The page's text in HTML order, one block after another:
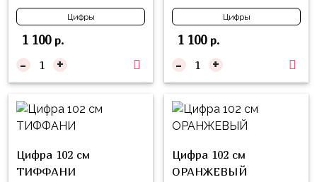
Цифры
1 100р.
- +
Цифры
1 100р.
- +
Цифра 102 см
ТИФФАНИ
Цифра 102 см
ОРАНЖЕВЫЙ
Сервировка
Свечи
Бумажный
декор
Колпачки,
ободки
Гудки
Для
Папы,
Дедушки
Тропики
Поттер
Единороги